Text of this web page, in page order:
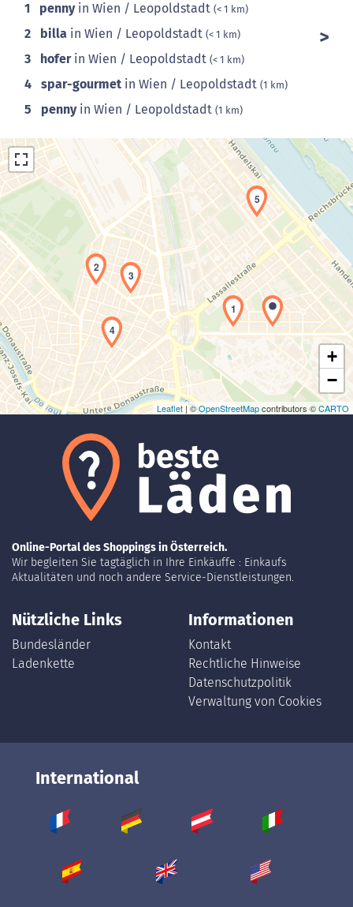
1 pennyin Wien / Leopoldstadt (< 1 km)
2 billa in Wien / Leopoldstadt (< 1 km)
3 hoferin Wien / Leopoldstadt (< 1 km)
4 spar-gourmet in Wien / Leopoldstadt (1 km)
5 pennyin Wien / Leopoldstadt (1 km)
Laden der Karte...
1
2
3
4
5
+
−
Leaflet | ©OpenStreetMapcontributors ©CARTO
Online-Portal des Shoppings in Österreich.
Wir begleiten Sie tagtäglich in Ihre Einkäuffe : Einkaufs
Aktualitäten und noch andere Service-Dienstleistungen.
Nützliche Links
Bundesländer
Ladenkette
Informationen
Kontakt
Rechtliche Hinweise
Datenschutzpolitik
Verwaltung von Cookies
International